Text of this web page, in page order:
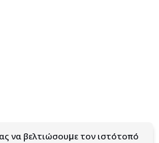
να βελτιώσουμε τον ιστότοπό